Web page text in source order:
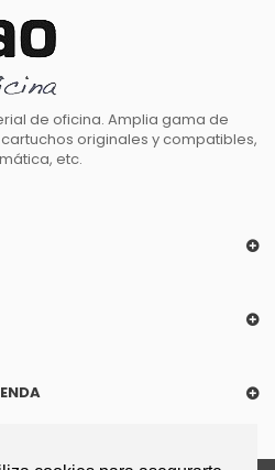
de oficina. Amplia gama de
originales y compatibles,
etc.